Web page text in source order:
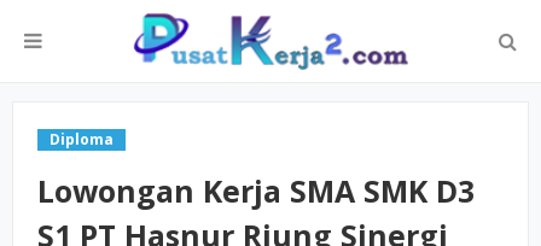
Diploma
Lowongan Kerja SMA SMK D3
S1 PT Hasnur Riung Sinergi